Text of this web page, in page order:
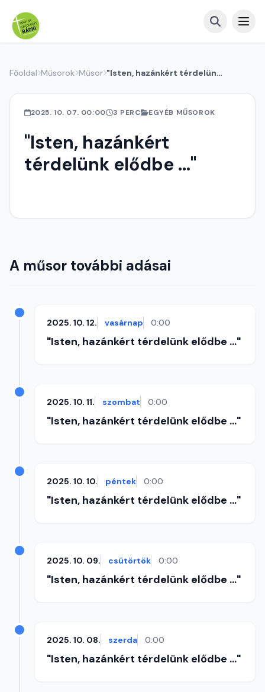
Főoldal Műsorok Műsor "Isten, hazánkért térdelünk elődbe ..."
2025. 10. 07. 00:00 3 PERC EGYÉB MŰSOROK
"Isten, hazánkért
térdelünk elődbe ..."
A műsor további adásai
2025. 10. 12. vasárnap 0:00
"Isten, hazánkért térdelünk elődbe ..."
2025. 10. 11. szombat 0:00
"Isten, hazánkért térdelünk elődbe ..."
2025. 10. 10. péntek 0:00
"Isten, hazánkért térdelünk elődbe ..."
2025. 10. 09. csütörtök 0:00
"Isten, hazánkért térdelünk elődbe ..."
2025. 10. 08. szerda 0:00
"Isten, hazánkért térdelünk elődbe ..."